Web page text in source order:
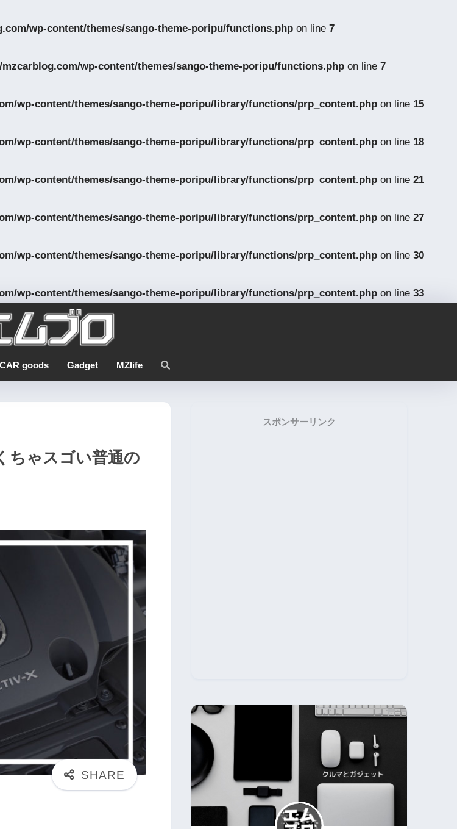
wp-content/themes/sango-theme-poripu/functions.php on line 7
mzcarblog.com/wp-content/themes/sango-theme-poripu/functions.php on line 7
wp-content/themes/sango-theme-poripu/library/functions/prp_content.php on line 15
wp-content/themes/sango-theme-poripu/library/functions/prp_content.php on line 18
wp-content/themes/sango-theme-poripu/library/functions/prp_content.php on line 21
wp-content/themes/sango-theme-poripu/library/functions/prp_content.php on line 27
wp-content/themes/sango-theme-poripu/library/functions/prp_content.php on line 30
wp-content/themes/sango-theme-poripu/library/functions/prp_content.php on line 33
CAR goods Gadget MZlife
ちゃスゴい普通の
スポンサーリンク